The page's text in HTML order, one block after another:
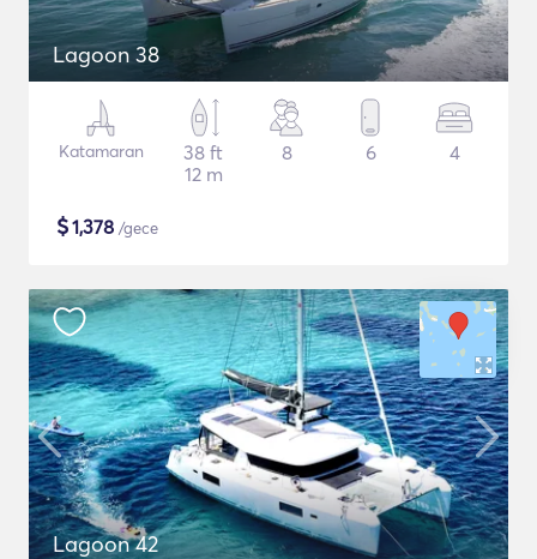
Lagoon 38
Katamaran
38 ft
12 m
8 6 4
$1,378 /gece
Lagoon 42